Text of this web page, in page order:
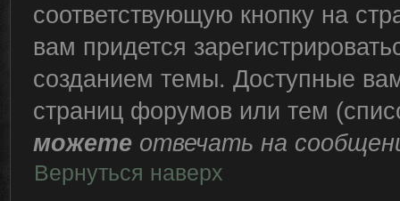
соответствующую кнопку на
вам придется
созданием темы. Доступные
страниц форумов или тем
можете отвечать на
Вернуться наверх